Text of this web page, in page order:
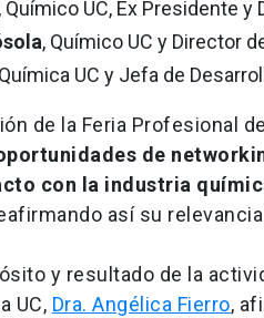
, Químico UC, Ex Presidente y
, Químico UC y Director
UC y Jefa de
de la Feria Profesional
de
con la industria
así su
y resultado de la
UC, Dra. Angélica Fierro,